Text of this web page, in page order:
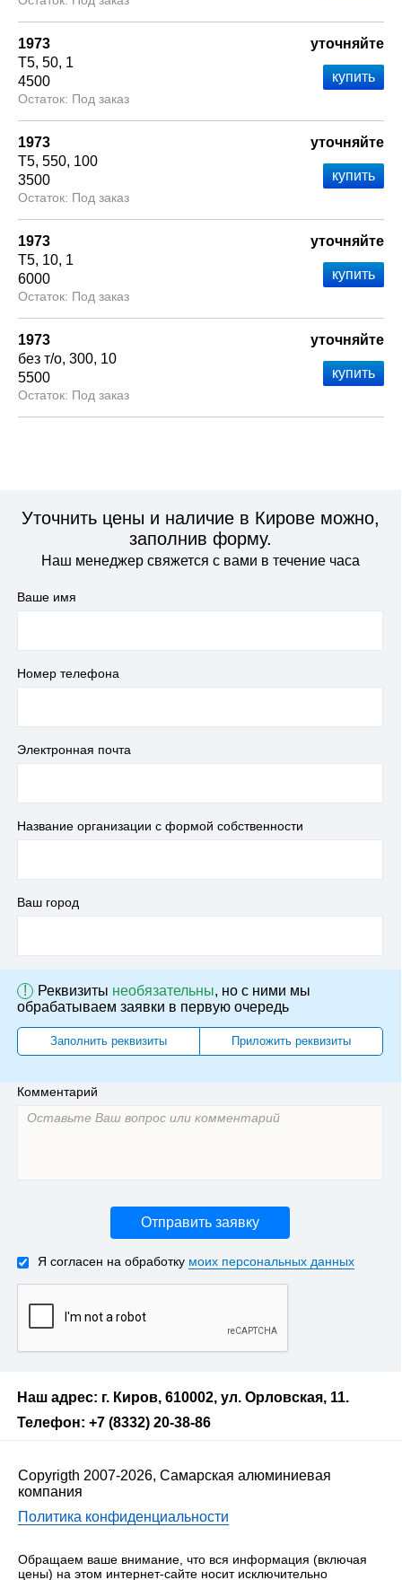
1973
Т5 50 1
4500
Под заказ
уточняйте
1973
Т5 550 100
3500
Под заказ
уточняйте
1973
Т5 10 1
6000
Под заказ
уточняйте
1973
без т/о 300 10
5500
Под заказ
уточняйте
Уточнить цены и наличие в Кирове можно,
заполнив форму.
Наш менеджер свяжется с вами в течение часа
Ваше имя
Номер телефона
Электронная почта
Название организации с формой собственности
Ваш город
! Реквизиты необязательны, но с ними мы
обрабатываем заявки в первую очередь
Заполнить реквизиты Приложить реквизиты
Комментарий
Отправить заявку
Я согласен на обработку моих персональных данных
Наш адрес: г. Киров, 610002, ул. Орловская, 11.
Телефон: +7 (8332) 20-38-86
Copyrigth 2007-2026, Самарская алюминиевая
компания
Политика конфиденциальности
Обращаем ваше внимание, что вся информация (включая
цены) на этом интернет-сайте носит исключительно